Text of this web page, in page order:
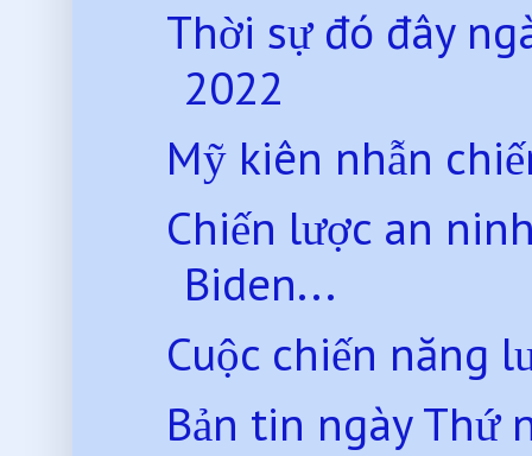
Thời sự đó đây
2022
Mỹ kiên nhẫn
Chiến lược an
Biden...
Cuộc chiến năng
Bản tin ngày Thứ